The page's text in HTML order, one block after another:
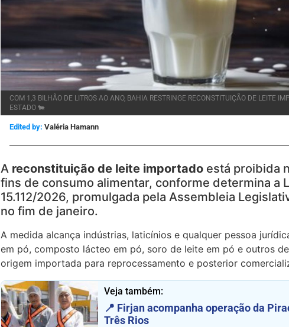
COM 1,3 BILHÃO DE LITROS AO ANO, BAHIA RESTRINGE RECONSTITUIÇÃO DE LEITE
ESTADO 🐄
Edited by: Valéria Hamann
A reconstituição de leite importado está proibida
fins de consumo alimentar, conforme determina a
15.112/2026, promulgada pela Assembleia
no fim de janeiro.
A medida alcança indústrias, laticínios e qualquer pessoa
em pó, composto lácteo em pó, soro de leite em pó e outros
origem importada para reprocessamento e posterior
Veja também:
📍 Firjan acompanha operação da
Três Rios